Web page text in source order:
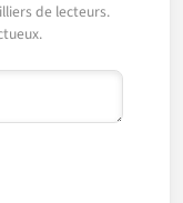
de lecteurs.